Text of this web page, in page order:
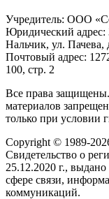
Учредитель: ООО
Юридический адрес:
Нальчик, ул. Пачева,
Почтовый адрес:
100, стр. 2
Все права
материалов
только при условии
Copyright © 1989-
Свидетельство о
25.12.2020 г.,
сфере связи,
коммуникаций.